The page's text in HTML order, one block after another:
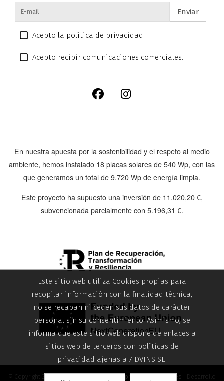
Enviar
Acepto la política de privacidad
Acepto recibir comunicaciones comerciales.
En nuestra apuesta por la sostenibilidad y el respeto al medio
ambiente, hemos instalado 18 placas solares de 540 Wp, con las
que generamos un total de 9.720 Wp de energía limpia.
Este proyecto ha supuesto una inversión de 11.020,20 €,
subvencionada parcialmente con 5.196,31 €.
© Copyright 2026 | Política de privacidad Cookies| Desarrollo
Este sitio web utiliza Cookies propias para
recopilar información con la finalidad técnica,
no se recaban ni ceden sus datos de carácter
personal sin su consentimiento. Asimismo, se
informa que este sitio web dispone de enlaces a
sitios web de terceros con políticas de
privacidad ajenas a 7 DVINS SL.